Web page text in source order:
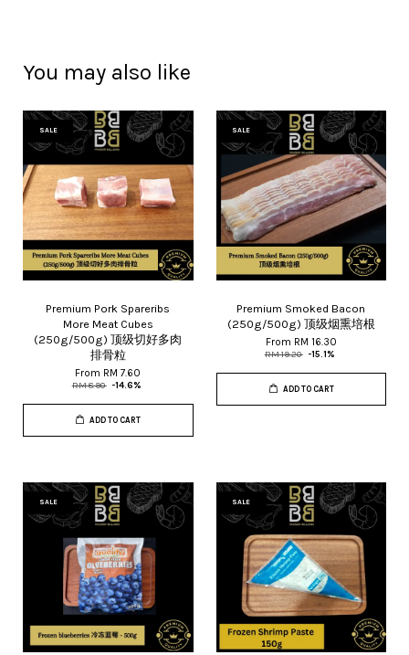
You may also like
SALE
Premium Pork Spareribs
More Meat Cubes
(250g/500g) 顶级切好多肉
排骨粒
From RM 7.60
RM 8.90 -14.6%
ADD TO CART
SALE
Premium Smoked Bacon
(250g/500g) 顶级烟熏培根
From RM 16.30
RM 19.20 -15.1%
ADD TO CART
SALE SALE